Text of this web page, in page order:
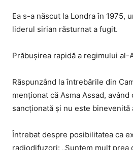
Ea s-a născut la Londra în 1975,
liderul sirian răsturnat a fugit.
Prăbuşirea rapidă a regimului
Răspunzând la întrebările din
menţionat că Asma Assad,
sancţionată şi nu este binevenită
Întrebat despre posibilitatea ca
radiodifuzori: „Suntem mult